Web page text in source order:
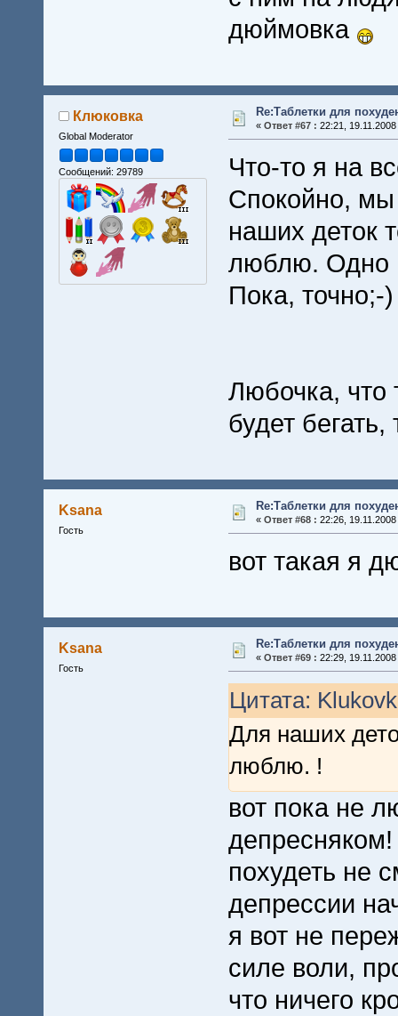
дюймовка
Клюковка
Global Moderator
Сообщений: 29789
Re:Таблетки для
« Ответ #67 : 22:21, 19.11.2008
Что-то я на
Спокойно,
наших деток
люблю. Одно
Пока, точно;-)
Любочка, что
будет
Ksana
Гость
Re:Таблетки для
« Ответ #68 : 22:26, 19.11.2008
вот такая я
Ksana
Гость
Re:Таблетки для
« Ответ #69 : 22:29, 19.11.2008
Цитата:
Для наших
люблю. !
вот пока не
похудеть не
депрессии
я вот не
силе воли,
что ничего